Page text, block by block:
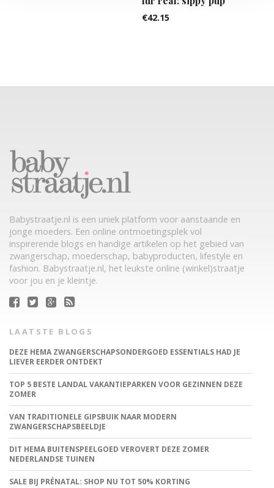
€42.15
Babystraatje.nl is een uniek platform voor aanstaande en
jonge moeders. Een online ontmoetingsplek vol
inspirerende blogs en handige artikelen op het gebied van
zwangerschap, moederschap, babyproducten, lifestyle en
fashion. Babystraatje.nl, het leukste online (winkel)straatje
voor jou en je kleintje.
LAATSTE BLOGS
DEZE HEMA ZWANGERSCHAPSONDERGOED ESSENTIALS HAD JE
LIEVER EERDER ONTDEKT
TOP 5 BESTE LANDAL VAKANTIEPARKEN VOOR GEZINNEN DEZE
ZOMER
VAN TRADITIONELE GIPSBUIK NAAR MODERN
ZWANGERSCHAPSBEELDJE
DIT HEMA BUITENSPEELGOED VEROVERT DEZE ZOMER
NEDERLANDSE TUINEN
SALE BIJ PRÉNATAL: SHOP NU TOT 50% KORTING